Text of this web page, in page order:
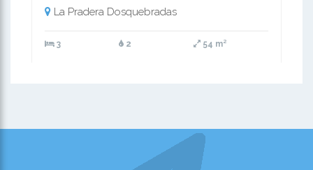
La Pradera Dosquebradas
3 2 54 m²